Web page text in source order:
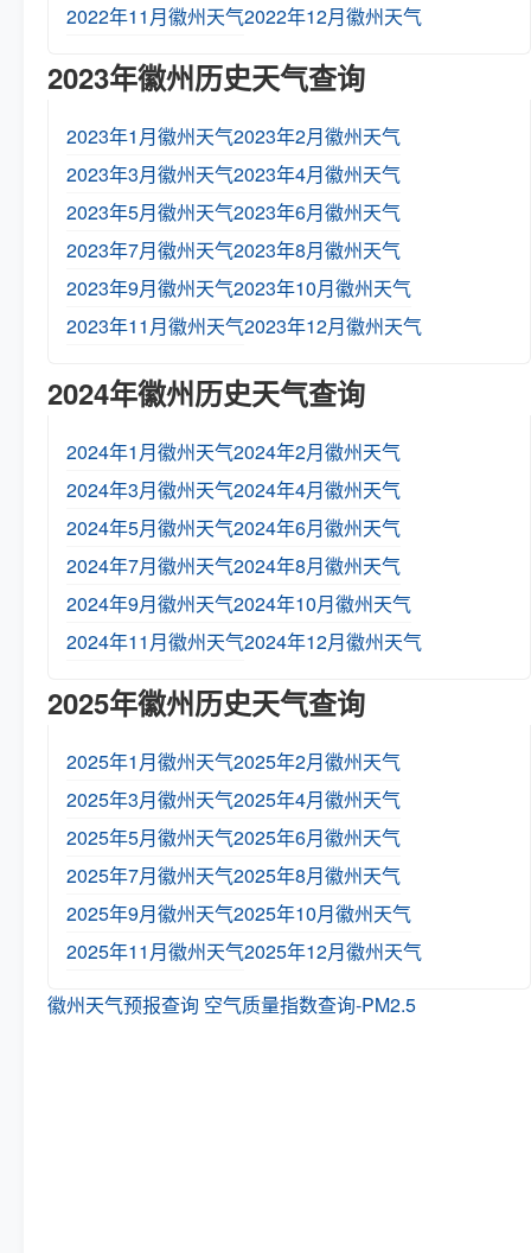
2022年11月徽州天气2022年12月徽州天气
2023年徽州历史天气查询
2023年1月徽州天气2023年2月徽州天气
2023年3月徽州天气2023年4月徽州天气
2023年5月徽州天气2023年6月徽州天气
2023年7月徽州天气2023年8月徽州天气
2023年9月徽州天气2023年10月徽州天气
2023年11月徽州天气2023年12月徽州天气
2024年徽州历史天气查询
2024年1月徽州天气2024年2月徽州天气
2024年3月徽州天气2024年4月徽州天气
2024年5月徽州天气2024年6月徽州天气
2024年7月徽州天气2024年8月徽州天气
2024年9月徽州天气2024年10月徽州天气
2024年11月徽州天气2024年12月徽州天气
2025年徽州历史天气查询
2025年1月徽州天气2025年2月徽州天气
2025年3月徽州天气2025年4月徽州天气
2025年5月徽州天气2025年6月徽州天气
2025年7月徽州天气2025年8月徽州天气
2025年9月徽州天气2025年10月徽州天气
2025年11月徽州天气2025年12月徽州天气
徽州天气预报查询 空气质量指数查询-PM2.5